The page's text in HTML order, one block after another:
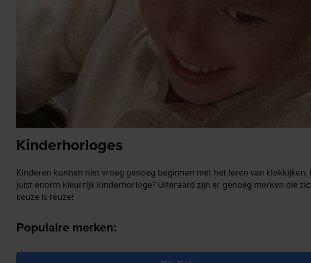
Kinderhorloges
Kinderen kunnen niet vroeg genoeg beginnen met het leren van
juist enorm kleurrijk kinderhorloge? Uiteraard zijn er genoeg merken die
keuze is reuze!
Populaire merken: